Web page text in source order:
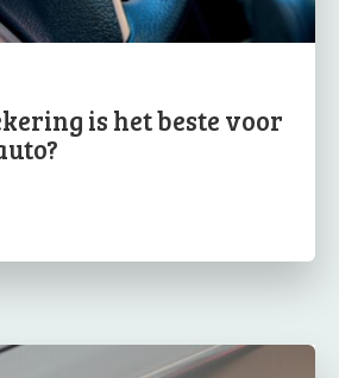
is het beste voor